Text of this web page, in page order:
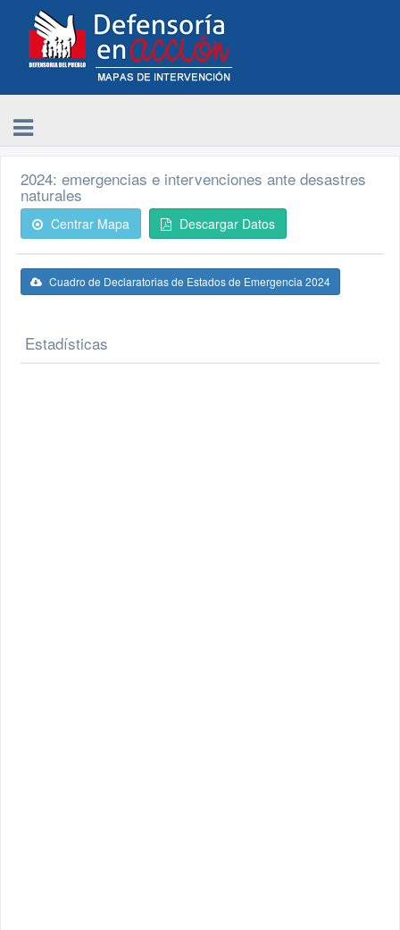
2024: emergencias e intervenciones ante desastres
naturales
Centrar Mapa Descargar Datos
Cuadro de Declaratorias de Estados de Emergencia 2024
Estadísticas